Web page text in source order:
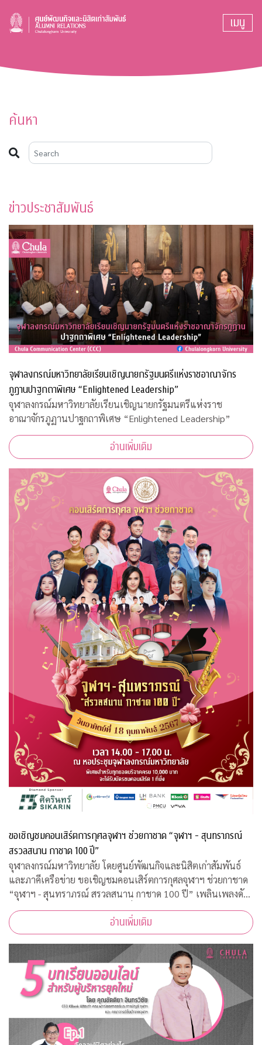
เมนู
ค้นหา
ข่าวประชาสัมพันธ์
จุฬาลงกรณ์มหาวิทยาลัยเรียนเชิญนายกรัฐมนตรีแห่งราชอาณาจักร
ภูฏานปาฐกถาพิเศษ “Enlightened Leadership”
จุฬาลงกรณ์มหาวิทยาลัยเรียนเชิญนายกรัฐมนตรีแห่งราช
อาณาจักรภูฏานปาฐกถาพิเศษ “Enlightened Leadership”
อ่านเพิ่มเติม
ขอเชิญชมคอนเสิร์ตการกุศลจุฬาฯ ช่วยกาชาด “จุฬาฯ - สุนทราภรณ์
สรวลสนาน กาชาด 100 ปี”
จุฬาลงกรณ์มหาวิทยาลัย โดยศูนย์พัฒนกิจและนิสิตเก่าสัมพันธ์
และภาคีเครือข่าย ขอเชิญชมคอนเสิร์ตการกุศลจุฬาฯ ช่วยกาชาด
“จุฬาฯ - สุนทราภรณ์ สรวลสนาน กาชาด 100 ปี” เพลินเพลงดัง
ระดับตำนานของวงสุนทราภรณ์ที่เราคุ้นเคยกว่า 40 บทเพลง
อ่านเพิ่มเติม